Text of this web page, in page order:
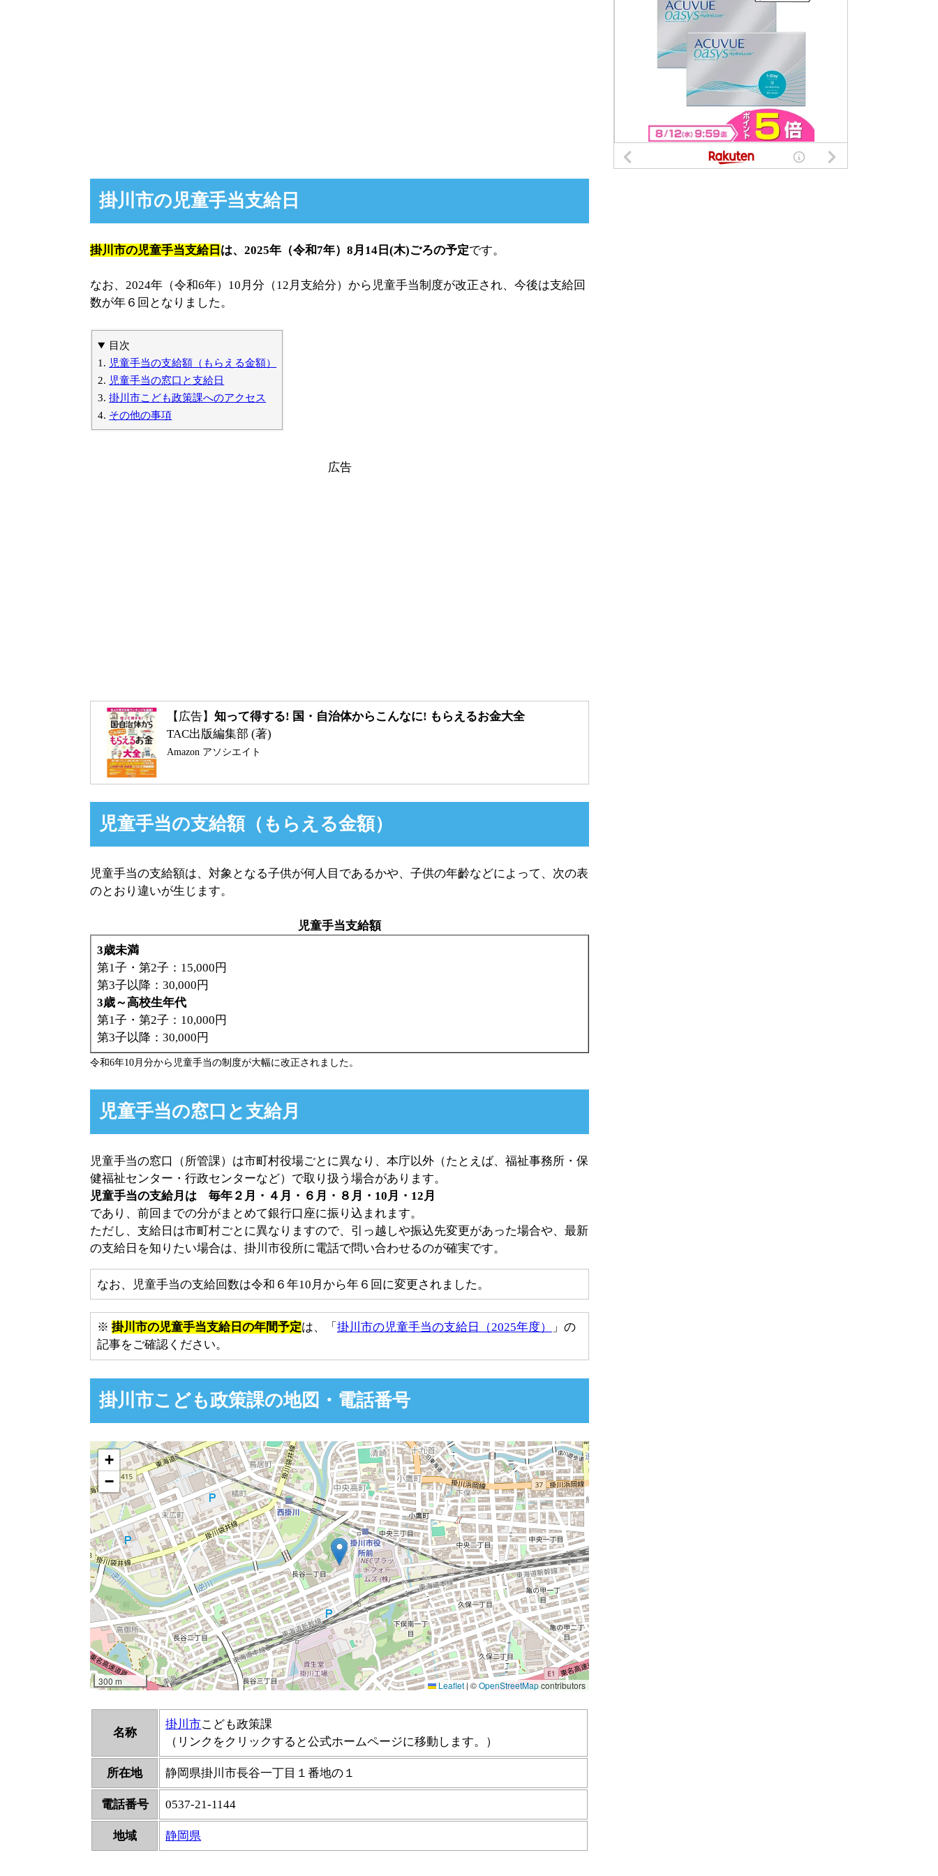
掛川市の児童手当支給日
掛川市の児童手当支給日 は、2025年（令和7年）8月14日(木)ごろの予定です。
なお、2024年（令和6年）10月分（12月支給分）から児童手当制度が改正され、今後は支給回
数が年６回となりました。
目次
児童手当の支給額（もらえる金額）
児童手当の窓口と支給日
掛川市こども政策課へのアクセス
その他の事項
【広告】 知って得する! 国・自治体からこんなに! もらえるお金大全
TAC出版編集部 (著)
Amazon アソシエイト
児童手当の支給額（もらえる金額）
児童手当の支給額は、対象となる子供が何人目であるかや、子供の年齡などによって、次の表
のとおり違いが生じます。
児童手当支給額
3歳未満
第1子・第2子：15,000円
第3子以降：30,000円
3歳～高校生年代
第1子・第2子：10,000円
第3子以降：30,000円
令和6年10月分から児童手当の制度が大幅に改正されました。
児童手当の窓口と支給月
児童手当の窓口（所管課）は市町村役場ごとに異なり、本庁以外（たとえば、福祉事務所・保
健福祉センター・行政センターなど）で取り扱う場合があります。
児童手当の支給月は 毎年２月・４月・６月・８月・10月・12月
であり、前回までの分がまとめて銀行口座に振り込まれます。
ただし、支給日は市町村ごとに異なりますので、引っ越しや振込先変更があった場合や、最新
の支給日を知りたい場合は、掛川市役所に電話で問い合わせるのが確実です。
なお、児童手当の支給回数は令和６年10月から年６回に変更されました。
※ 掛川市の児童手当支給日の年間予定は、「 掛川市の児童手当の支給日（2025年度）
」の
記事をご確認ください。
掛川市こども政策課の地図・電話番号
名称
掛川市こども政策課
（リンクをクリックすると公式ホームページに移動します。）
所在地 静岡県掛川市長谷一丁目１番地の１
電話番号 0537-21-1144
地域 静岡県